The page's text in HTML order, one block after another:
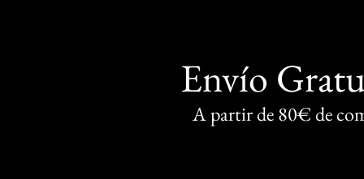
Envío
A partir de 80€ de